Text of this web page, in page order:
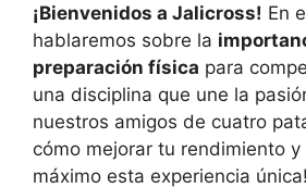
¡Bienvenidos a Jalicross! En
hablaremos sobre la
preparación física para
una disciplina que une la
nuestros amigos de cuatro
cómo mejorar tu rendimiento
máximo esta experiencia única!